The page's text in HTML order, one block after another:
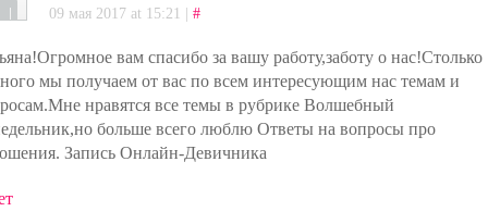
09 мая 2017 at 15:21 | #
вам спасибо за вашу работу,заботу о нас!Столько
мы получаем от вас по всем интересующим нас темам и
нравятся все темы в рубрике Волшебный
больше всего люблю Ответы на вопросы про
Запись Онлайн-Девичника